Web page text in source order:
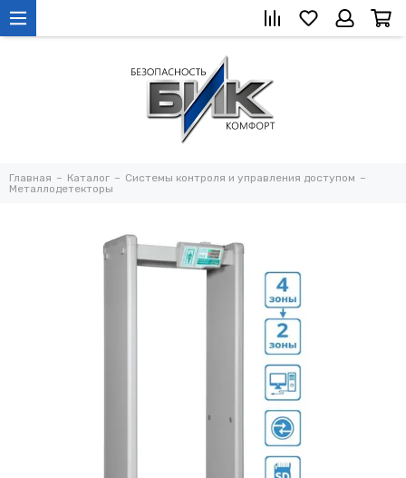
Главная Каталог
Системы контроля и управления доступом
Металлодетекторы